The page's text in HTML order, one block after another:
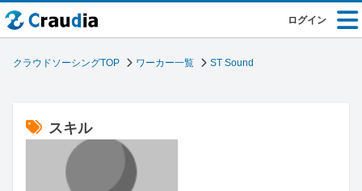
ログイン
クラウドソーシングTOP ワーカー一覧 ST Sound
スキル